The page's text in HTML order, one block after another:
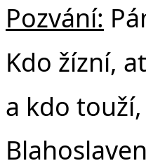
Pozvání:
Kdo žízní,
a kdo